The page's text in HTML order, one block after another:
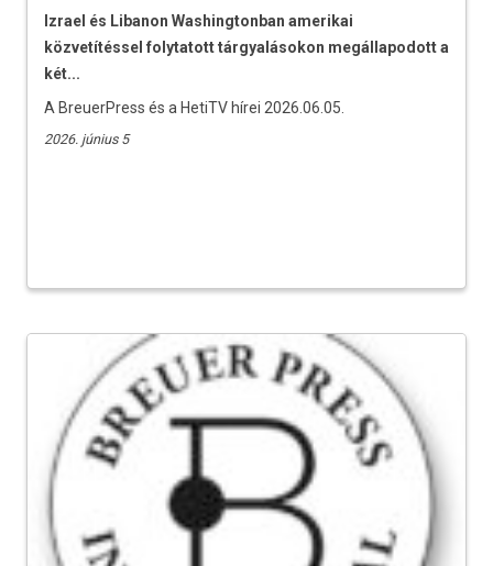
Izrael és Libanon Washingtonban amerikai
közvetítéssel folytatott tárgyalásokon megállapodott a
két...
A BreuerPress és a HetiTV hírei 2026.06.05.
2026. június 5